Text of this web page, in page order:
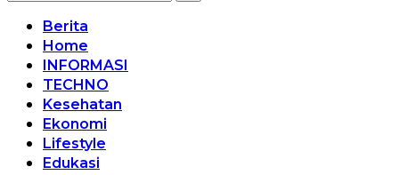
Berita
Home
INFORMASI
TECHNO
Kesehatan
Ekonomi
Lifestyle
Edukasi